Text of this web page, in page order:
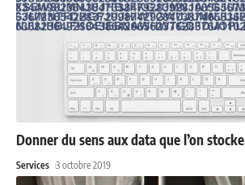
Donner du sens aux data que l’on stocke
Services 3 octobre 2019